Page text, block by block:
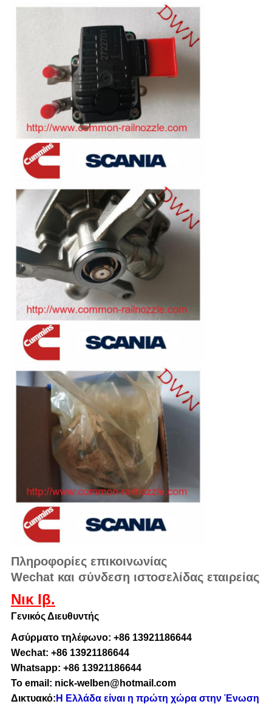
Πληροφορίες επικοινωνίας
Wechat και σύνδεση ιστοσελίδας εταιρείας
Νικ Ιβ.
Γενικός Διευθυντής
Ασύρματο τηλέφωνο: +86 13921186644
Wechat: +86 13921186644
Whatsapp: +86 13921186644
Το email: nick-welben@hotmail.com
Δικτυακό: Η Ελλάδα είναι η πρώτη χώρα στην Ένωση